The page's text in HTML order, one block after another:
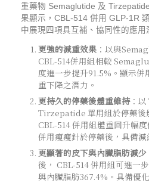
重藥物 Semaglutide 及
果顯示，CBL-514 併用 GLP-1R
中展現四項具互補、協同性的應用
更強的減重效果 ：以與
CBL-514併用組相較
度進一步提升91.5% 。顯示
重下降之潛力。
更持久的停藥後體重維持：
Tirzepatide 單用組於停藥後
CBL-514 併用組體重回升幅度
併用瘦瘦針於停藥後，具備減
更顯著的皮下與內臟脂肪減少
後， CBL-514 併用組可進一
與內臟脂肪367.4% 。具備優